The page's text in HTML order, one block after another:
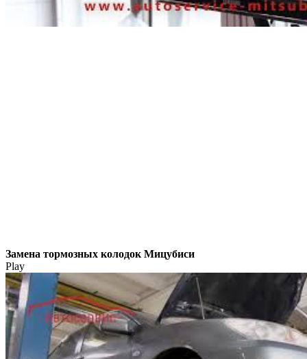
Замена тормозных колодок Мицубиси
Play